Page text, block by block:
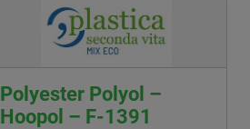
Polyester Polyol –
Hoopol – F-1391